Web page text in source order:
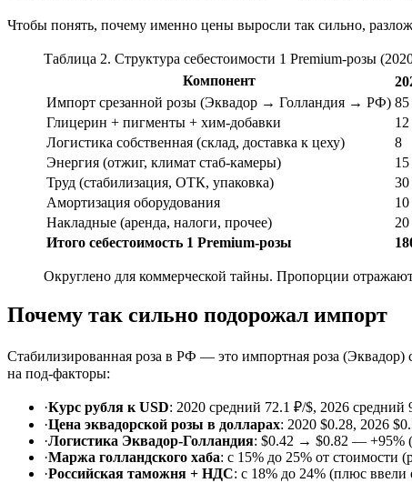
Чтобы понять, почему именно цены выросли так сильно,
Таблица 2. Структура себестоимости 1 Premium-розы
Компонент
Импорт срезанной розы (Эквадор → Голландия → РФ) 85
Глицерин + пигменты + хим-добавки
12
Логистика собственная (склад, доставка к цеху)
8
Энергия (отжиг, климат стаб-камеры)
15
Труд (стабилизация, ОТК, упаковка)
30
Амортизация оборудования
10
Накладные (аренда, налоги, прочее)
20
Итого себестоимость 1 Premium-розы
Округлено для коммерческой тайны. Пропорции
Почему так сильно подорожал импорт
Стабилизированная роза в РФ — это импортная роза
на под-факторы:
·Курс рубля к USD: 2020 средний 72.1 ₽/$, 2026
·Цена эквадорской розы в долларах: 2020 $0.28, 2026
·Логистика Эквадор-Голландия: $0.42 → $0.82 — +95%
·Маржа голландского хаба: с 15% до 25% от стоимости
·Российская таможня + НДС: с 18% до 24% (плюс